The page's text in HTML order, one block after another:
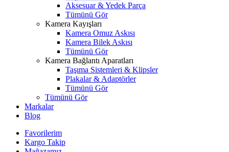
Aksesuar & Yedek Parça
Tümünü Gör
Kamera Kayışları
Kamera Omuz Askısı
Kamera Bilek Askısı
Tümünü Gör
Kamera Bağlantı Aparatları
Taşıma Sistemleri & Klipsler
Plakalar & Adaptörler
Tümünü Gör
Tümünü Gör
Markalar
Blog
Favorilerim
Kargo Takip